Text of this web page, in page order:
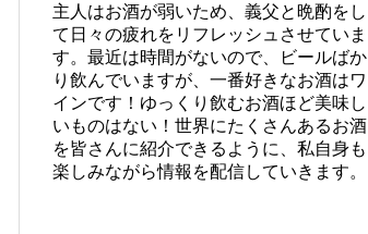
主人はお酒が弱いため、義父と晩酌をし
て日々の疲れをリフレッシュさせていま
す。最近は時間がないので、ビールばか
り飲んでいますが、一番好きなお酒はワ
インです！ゆっくり飲むお酒ほど美味し
いものはない！世界にたくさんあるお酒
を皆さんに紹介できるように、私自身も
楽しみながら情報を配信していきます。